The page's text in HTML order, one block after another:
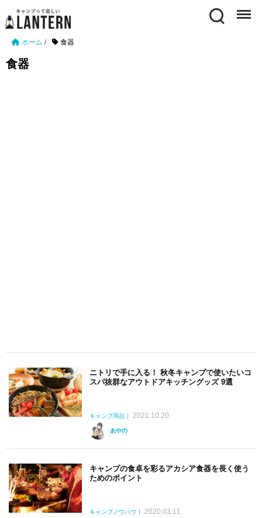
Search Menu
ホーム / 食器
食器
ニトリで手に入る！ 秋冬キャンプで使いたいコ
スパ抜群なアウトドアキッチングッズ 9選
キャンプ用品
2021.10.20
あやの
キャンプの食卓を彩るアカシア食器を長く使う
ためのポイント
キャンプノウハウ
2020.03.11